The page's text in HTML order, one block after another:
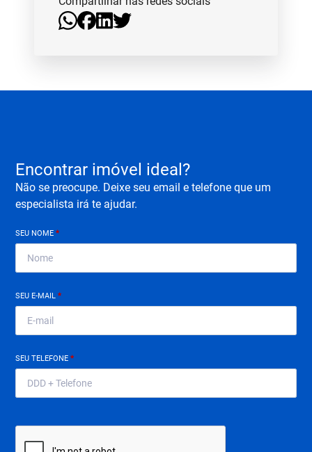
Encontrar imóvel ideal?
Não se preocupe. Deixe seu email e telefone que um
especialista irá te ajudar.
SEU NOME*
SEU E-MAIL*
SEU TELEFONE*